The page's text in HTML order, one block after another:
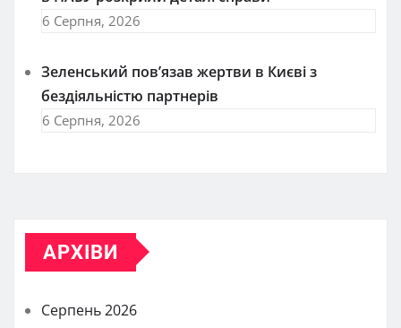
6 Серпня, 2026
Зеленський пов’язав жертви в Києві з
бездіяльністю партнерів
6 Серпня, 2026
АРХІВИ
Серпень 2026